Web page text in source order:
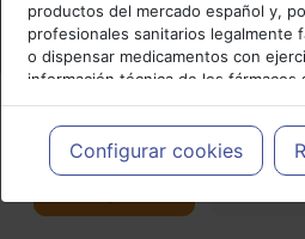
productos del mercado español y,
profesionales sanitarios legalmente
o dispensar medicamentos con
información técnica de los fármacos
meramente informativo, siendo
profesionales facultados prescribir
cada caso concreto, el tratamiento
necesidades del paciente.
Configurar cookies
Actualidad y Artículos